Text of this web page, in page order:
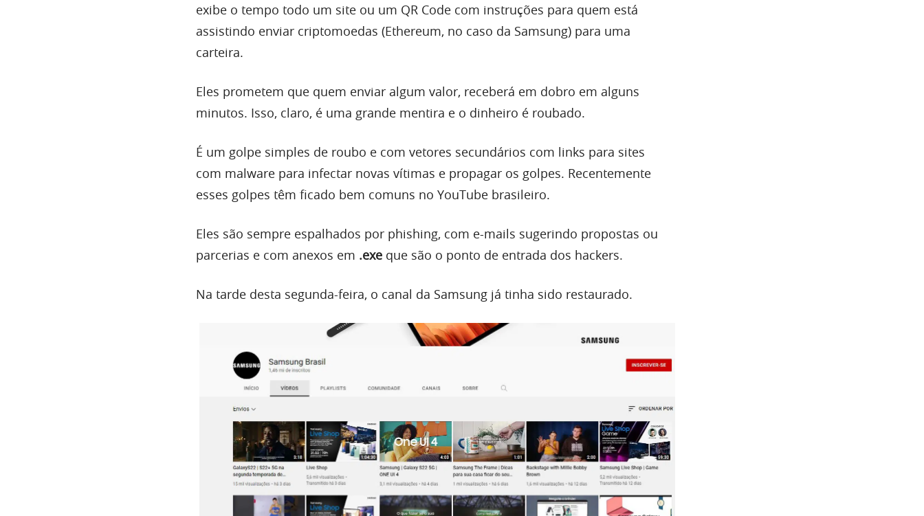
exibe o tempo todo um site ou um QR Code com instruções para quem está
assistindo enviar criptomoedas (Ethereum, no caso da Samsung) para uma
carteira.
Eles prometem que quem enviar algum valor, receberá em dobro em alguns
minutos. Isso, claro, é uma grande mentira e o dinheiro é roubado.
É um golpe simples de roubo e com vetores secundários com links para sites
com malware para infectar novas vítimas e propagar os golpes. Recentemente
esses golpes têm ficado bem comuns no YouTube brasileiro.
Eles são sempre espalhados por phishing, com e-mails sugerindo propostas ou
parcerias e com anexos em .exe que são o ponto de entrada dos hackers.
Na tarde desta segunda-feira, o canal da Samsung já tinha sido restaurado.